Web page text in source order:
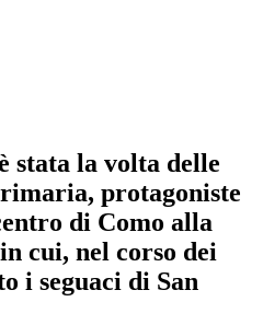
stata la volta delle
protagoniste
di Como alla
cui, nel corso dei
i seguaci di San